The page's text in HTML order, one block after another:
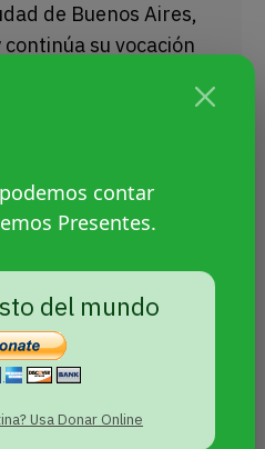
contar
Presentes.
del mundo
Usa Donar Online
de Buenos Aires,
su vocación